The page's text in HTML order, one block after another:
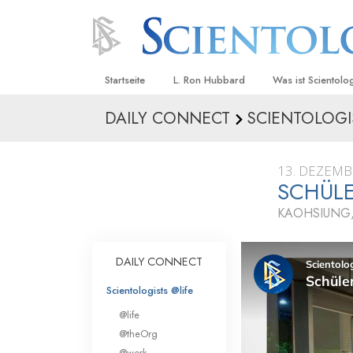
Startseite L. Ron Hubbard Was ist
Anschauungen
Was
sagen
Innerhalb einer
Die
Eine Einführung
DAILY CONNECT
13.
DAILY CONNECT
Scientologists @life
@life
@theOrg